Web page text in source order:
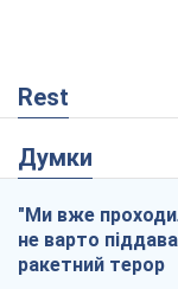
Rest
Думки
"Ми вже
не варто
ракетний терор